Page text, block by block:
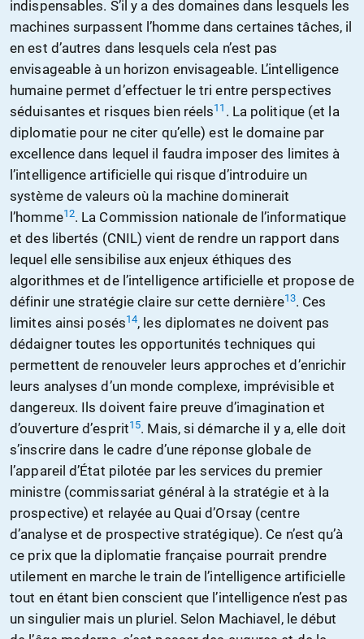
indispensables. S’il y a des domaines dans lesquels les
machines surpassent l’homme dans certaines tâches, il
en est d’autres dans lesquels cela n’est pas
envisageable à un horizon envisageable. L’intelligence
humaine permet d’effectuer le tri entre perspectives
séduisantes et risques bien réels11 . La politique (et la
diplomatie pour ne citer qu’elle) est le domaine par
excellence dans lequel il faudra imposer des limites à
l’intelligence artificielle qui risque d’introduire un
système de valeurs où la machine dominerait
l’homme12. La Commission nationale de l’informatique
et des libertés (CNIL) vient de rendre un rapport dans
lequel elle sensibilise aux enjeux éthiques des
algorithmes et de l’intelligence artificielle et propose de
définir une stratégie claire sur cette dernière13. Ces
limites ainsi posés14, les diplomates ne doivent pas
dédaigner toutes les opportunités techniques qui
permettent de renouveler leurs approches et d’enrichir
leurs analyses d’un monde complexe, imprévisible et
dangereux. Ils doivent faire preuve d’imagination et
d’ouverture d’esprit15. Mais, si démarche il y a, elle doit
s’inscrire dans le cadre d’une réponse globale de
l’appareil d’État pilotée par les services du premier
ministre (commissariat général à la stratégie et à la
prospective) et relayée au Quai d’Orsay (centre
d’analyse et de prospective stratégique). Ce n’est qu’à
ce prix que la diplomatie française pourrait prendre
utilement en marche le train de l’intelligence artificielle
tout en étant bien conscient que l’intelligence n’est pas
un singulier mais un pluriel. Selon Machiavel, le début